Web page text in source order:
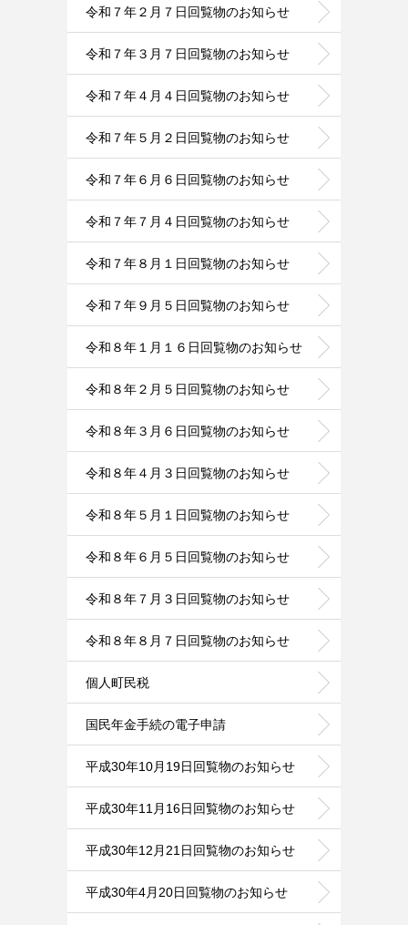
令和７年２月７日回覧物のお知らせ
令和７年３月７日回覧物のお知らせ
令和７年４月４日回覧物のお知らせ
令和７年５月２日回覧物のお知らせ
令和７年６月６日回覧物のお知らせ
令和７年７月４日回覧物のお知らせ
令和７年８月１日回覧物のお知らせ
令和７年９月５日回覧物のお知らせ
令和８年１月１６日回覧物のお知らせ
令和８年２月５日回覧物のお知らせ
令和８年３月６日回覧物のお知らせ
令和８年４月３日回覧物のお知らせ
令和８年５月１日回覧物のお知らせ
令和８年６月５日回覧物のお知らせ
令和８年７月３日回覧物のお知らせ
令和８年８月７日回覧物のお知らせ
個人町民税
国民年金手続の電子申請
平成30年10月19日回覧物のお知らせ
平成30年11月16日回覧物のお知らせ
平成30年12月21日回覧物のお知らせ
平成30年4月20日回覧物のお知らせ